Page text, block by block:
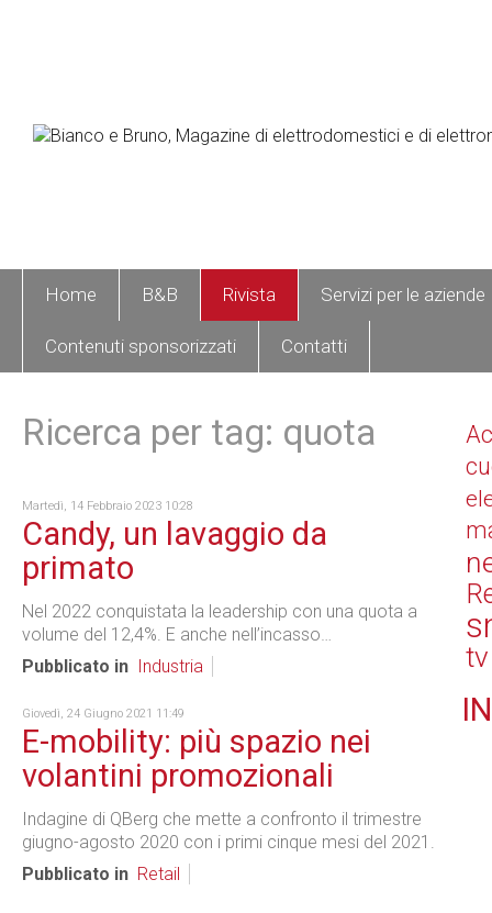
Home B&B Rivista Servizi per le aziende
Contenuti sponsorizzati Contatti
Ricerca per tag: quota
Martedì, 14 Febbraio 2023 10:28
Candy, un lavaggio da
primato
Nel 2022 conquistata la leadership con una quota a
volume del 12,4%. E anche nell’incasso…
Pubblicato in
Industria
Giovedì, 24 Giugno 2021 11:49
E-mobility: più spazio nei
volantini promozionali
Indagine di QBerg che mette a confronto il trimestre
giugno-agosto 2020 con i primi cinque mesi del 2021.
Pubblicato in Retail
tv
IN